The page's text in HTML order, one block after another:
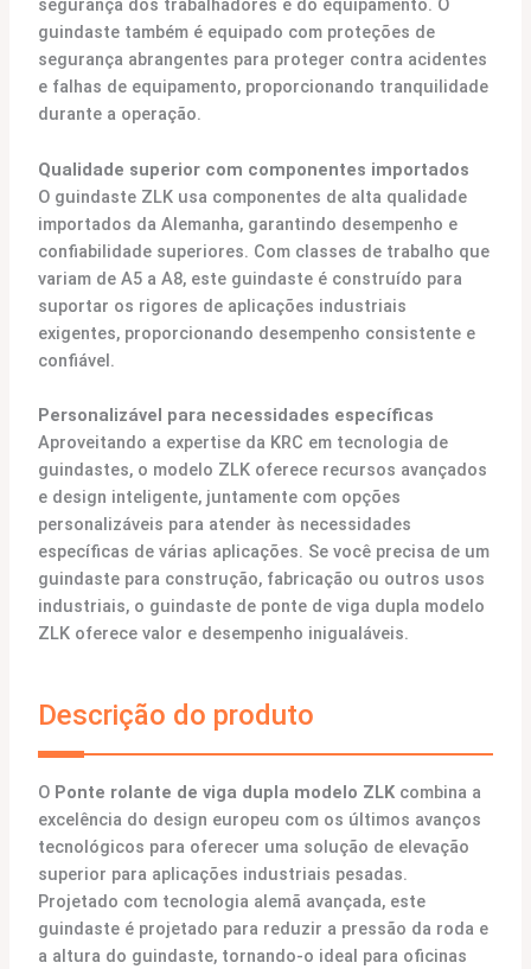
segurança dos trabalhadores e do equipamento. O
guindaste também é equipado com proteções de
segurança abrangentes para proteger contra acidentes
e falhas de equipamento, proporcionando tranquilidade
durante a operação.
Qualidade superior com componentes importados
O guindaste ZLK usa componentes de alta qualidade
importados da Alemanha, garantindo desempenho e
confiabilidade superiores. Com classes de trabalho que
variam de A5 a A8, este guindaste é construído para
suportar os rigores de aplicações industriais
exigentes, proporcionando desempenho consistente e
confiável.
Personalizável para necessidades específicas
Aproveitando a expertise da KRC em tecnologia de
guindastes, o modelo ZLK oferece recursos avançados
e design inteligente, juntamente com opções
personalizáveis para atender às necessidades
específicas de várias aplicações. Se você precisa de um
guindaste para construção, fabricação ou outros usos
industriais, o guindaste de ponte de viga dupla modelo
ZLK oferece valor e desempenho inigualáveis.
Descrição do produto
O Ponte rolante de viga dupla modelo ZLK combina a
excelência do design europeu com os últimos avanços
tecnológicos para oferecer uma solução de elevação
superior para aplicações industriais pesadas.
Projetado com tecnologia alemã avançada, este
guindaste é projetado para reduzir a pressão da roda e
a altura do guindaste, tornando-o ideal para oficinas